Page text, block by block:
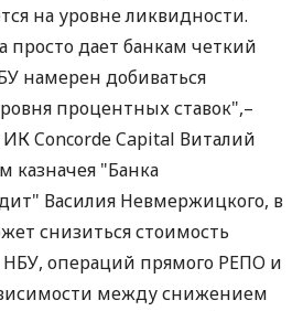
на уровне ликвидности.
просто дает банкам четкий
намерен добиваться
процентных ставок",–
Concorde Capital Виталий
казначея "Банка
Василия Невмержицкого, в
снизиться стоимость
операций прямого РЕПО и
между снижением